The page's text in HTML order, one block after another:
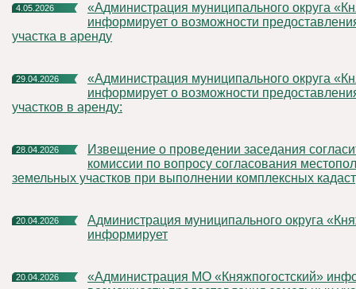
4.05.2026
«Администрация муниципального округа «Княжпогостский»
информирует о возможности
участка в аренду
29.04.2026
«Администрация муниципального округа «Княжпогостский»
информирует о возможности
участков в аренду:
28.04.2026
Извещение о проведении заседания согласительной
комиссии по вопросу согласования
земельных участков при выполнении комплексных
20.04.2026
Администрация муниципального округа «Княжпогостский»
информирует
20.04.2026
«Администрация МО «Княжпогостский» информирует о